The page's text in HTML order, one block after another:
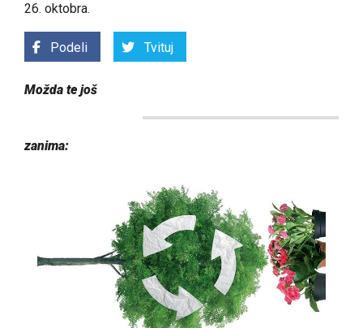
26. oktobra.
Podeli Tvituj
Možda te još
zanima: